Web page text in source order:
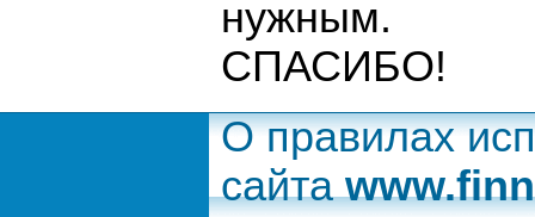
нужным.
СПАСИБО!
О правилах
сайта